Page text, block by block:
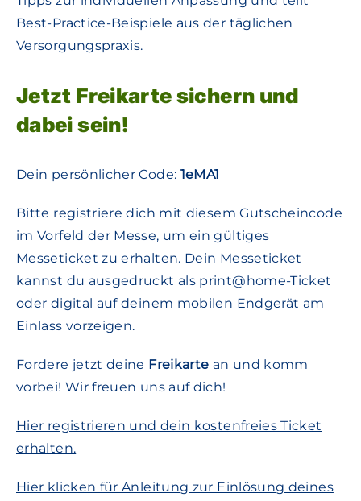
Best-Practice-Beispiele aus der täglichen
Versorgungspraxis.
Jetzt Freikarte sichern und
dabei sein!
Dein persönlicher Code: 1eMA1
Bitte registriere dich mit diesem Gutscheincode
im Vorfeld der Messe, um ein gültiges
Messeticket zu erhalten. Dein Messeticket
kannst du ausgedruckt als print@home-Ticket
oder digital auf deinem mobilen Endgerät am
Einlass vorzeigen.
Fordere jetzt deine Freikarte an und komm
vorbei! Wir freuen uns auf dich!
Hier registrieren und dein kostenfreies Ticket
erhalten.
Hier klicken für Anleitung zur Einlösung deines